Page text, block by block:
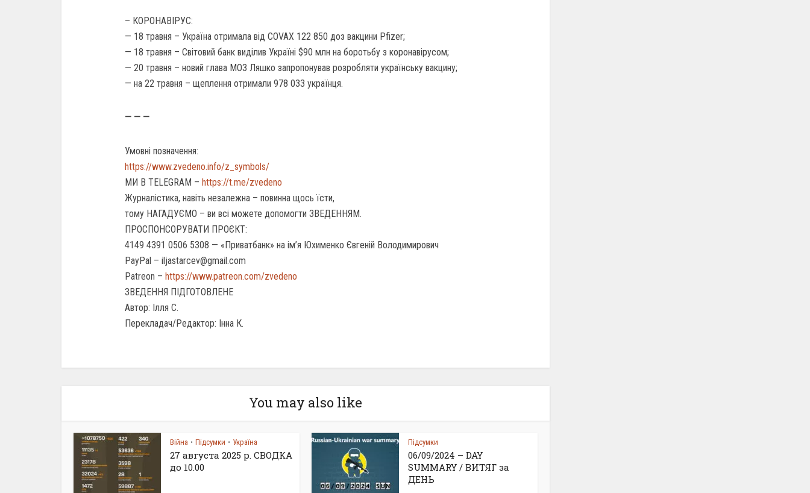
– КОРОНАВІРУС:
— 18 травня – Україна отримала від COVAX 122 850 доз вакцини Pfizer;
— 18 травня – Світовий банк виділив Україні $90 млн на боротьбу з коронавірусом;
— 20 травня – новий глава МОЗ Ляшко запропонував розробляти українську вакцину;
— на 22 травня – щеплення отримали 978 033 українця.
— — —
Умовні позначення:
https://www.zvedeno.info/z_symbols/
МИ В TELEGRAM – https://t.me/zvedeno
Журналістика, навіть незалежна – повинна щось їсти,
тому НАГАДУЄМО – ви всі можете допомогти ЗВЕДЕННЯМ.
ПРОСПОНСОРУВАТИ ПРОЄКТ:
4149 4391 0506 5308 — «Приватбанк» на ім’я Юхименко Євгеній Володимирович
PayPal – iljastarcev@gmail.com
Patreon – https://www.patreon.com/zvedeno
ЗВЕДЕННЯ ПІДГОТОВЛЕНЕ
Автор: Ілля С.
Перекладач/Редактор: Інна К.
You may also like
Війна • Підсумки • Україна
27 августа 2025 р. СВОДКА
до 10.00
Підсумки
06/09/2024 – DAY
SUMMARY / ВИТЯГ за
ДЕНЬ